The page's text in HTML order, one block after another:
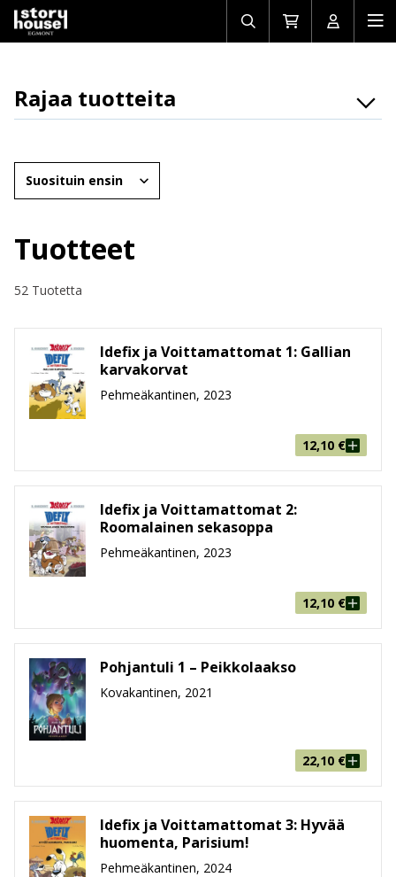
Avaa/sulje
haku
Siirry
ostoskoriin
Avaa/
Rajaa tuotteita
Osasto
Ikäryhmät
Hinta
Järjestä
Tuotteet
52 Tuotetta
Idefix ja Voittamattomat 1: Gallian
karvakorvat
Pehmeäkantinen, 2023
12,10 €
Idefix ja Voittamattomat 2:
Roomalainen sekasoppa
Pehmeäkantinen, 2023
12,10 €
Pohjantuli 1 – Peikkolaakso
Kovakantinen, 2021
22,10 €
Idefix ja Voittamattomat 3: Hyvää
huomenta, Parisium!
Pehmeäkantinen, 2024